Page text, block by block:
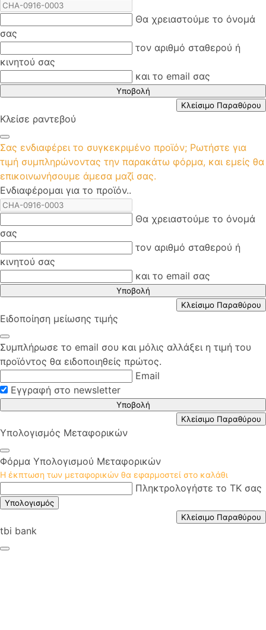
Θα χρειαστούμε το όνομά
σας
τον αριθμό σταθερού ή
κινητού σας
και το email σας
Υποβολή
Κλείσιμο Παραθύρου
Κλείσε ραντεβού
Σας ενδιαφέρει το συγκεκριμένο προϊόν; Ρωτήστε για
τιμή συμπληρώνοντας την παρακάτω φόρμα, και εμείς θα
επικοινωνήσουμε άμεσα μαζί σας.
Ενδιαφέρομαι για το προϊόν..
Θα χρειαστούμε το όνομά
σας
τον αριθμό σταθερού ή
κινητού σας
και το email σας
Υποβολή
Κλείσιμο Παραθύρου
Ειδοποίηση μείωσης τιμής
Συμπλήρωσε το email σου και μόλις αλλάξει η τιμή του
προϊόντος θα ειδοποιηθείς πρώτος.
Email
Εγγραφή στο newsletter
Υποβολή
Κλείσιμο Παραθύρου
Υπολογισμός Μεταφορικών
Φόρμα Υπολογισμού Μεταφορικών
Η έκπτωση των μεταφορικών θα εφαρμοστεί στο καλάθι
Πληκτρολογήστε το ΤΚ σας
Υπολογισμός
Κλείσιμο Παραθύρου
tbi bank